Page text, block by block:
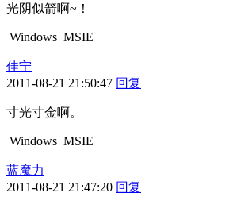
光阴似箭啊~！
Windows MSIE
佳宁
2011-08-21 21:50:47 回复
寸光寸金啊。
Windows MSIE
蓝魔力
2011-08-21 21:47:20 回复